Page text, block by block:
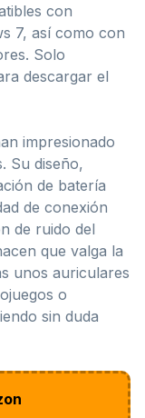
con
7, así como con
Solo
descargar el
impresionado
Su diseño,
de batería
de conexión
de ruido del
que valga la
unos auriculares
o
sin duda